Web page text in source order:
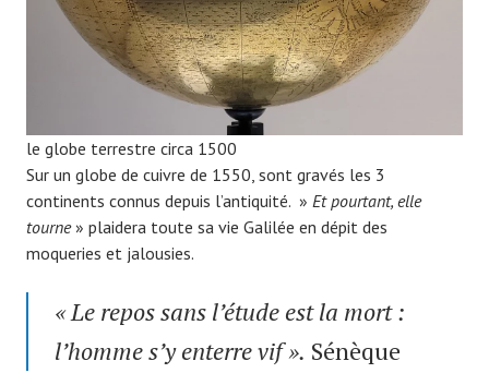
le globe terrestre circa 1500
Sur un globe de cuivre de 1550, sont gravés les 3
continents connus depuis l’antiquité. » Et pourtant, elle
tourne» plaidera toute sa vie Galilée en dépit des
moqueries et jalousies.
« Le repos sans l’étude est la mort :
l’homme s’y enterre vif ». Sénèque